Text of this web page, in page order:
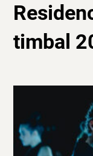
timbal